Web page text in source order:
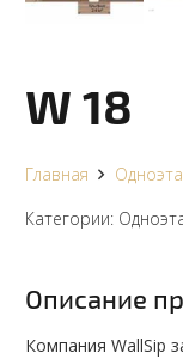
W 18
Главная
Категории:
Описание
Компания WallSip